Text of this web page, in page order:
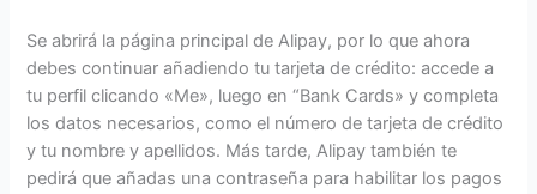
Se abrirá la página principal de Alipay, por lo que ahora
debes continuar añadiendo tu tarjeta de crédito: accede a
tu perfil clicando «Me», luego en “Bank Cards» y completa
los datos necesarios, como el número de tarjeta de crédito
y tu nombre y apellidos. Más tarde, Alipay también te
pedirá que añadas una contraseña para habilitar los pagos